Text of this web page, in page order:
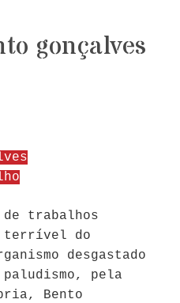
gonçalves
de trabalhos
terrível do
desgastado
pela
Bento